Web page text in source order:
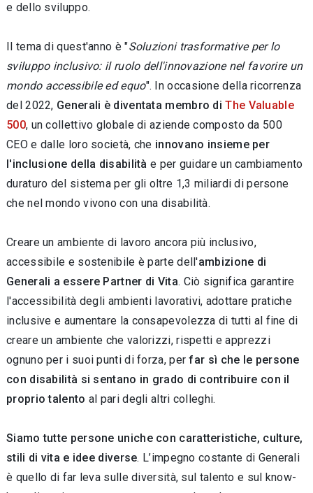
e dello sviluppo.
Il tema di quest'anno è "Soluzioni trasformative per lo
sviluppo inclusivo: il ruolo dell'innovazione nel favorire un
mondo accessibile ed equo". In occasione della ricorrenza
del 2022, Generali è diventata membro di The Valuable
500, un collettivo globale di aziende composto da 500
CEO e dalle loro società, che innovano insieme per
l'inclusione della disabilità e per guidare un cambiamento
duraturo del sistema per gli oltre 1,3 miliardi di persone
che nel mondo vivono con una disabilità.
Creare un ambiente di lavoro ancora più inclusivo,
accessibile e sostenibile è parte dell'ambizione di
Generali a essere Partner di Vita. Ciò significa garantire
l'accessibilità degli ambienti lavorativi, adottare pratiche
inclusive e aumentare la consapevolezza di tutti al fine di
creare un ambiente che valorizzi, rispetti e apprezzi
ognuno per i suoi punti di forza, perfar sì che le persone
con disabilità si sentano in grado di contribuire con il
proprio talento al pari degli altri colleghi.
Siamo tutte persone uniche con caratteristiche, culture,
stili di vita e idee diverse. L’impegno costante di Generali
è quello di far leva sulle diversità, sul talento e sul know-